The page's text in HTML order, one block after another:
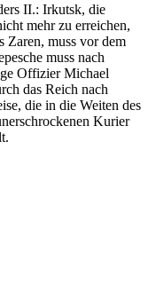
II.: Irkutsk, die
mehr zu erreichen,
Zaren, muss vor dem
muss nach
Offizier Michael
das Reich nach
die in die Weiten des
Kurier